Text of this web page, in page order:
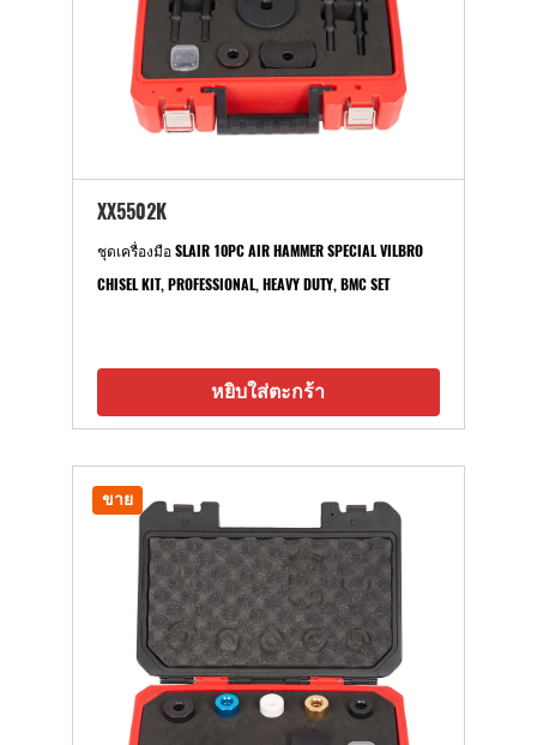
XX5502K
ชุดเครื่องมือ SLAIR 10PC AIR HAMMER SPECIAL VILBRO
CHISEL KIT, PROFESSIONAL, HEAVY DUTY, BMC SET
หยิบใส่ตะกร้า
ขาย